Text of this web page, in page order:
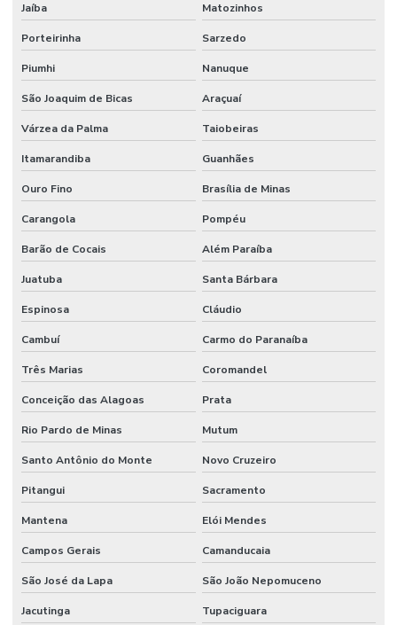
Jaíba Matozinhos
Porteirinha Sarzedo
Piumhi Nanuque
São Joaquim de Bicas Araçuaí
Várzea da Palma Taiobeiras
Itamarandiba Guanhães
Ouro Fino Brasília de Minas
Carangola Pompéu
Barão de Cocais Além Paraíba
Juatuba Santa Bárbara
Espinosa Cláudio
Cambuí Carmo do Paranaíba
Três Marias Coromandel
Conceição das Alagoas Prata
Rio Pardo de Minas Mutum
Santo Antônio do Monte Novo Cruzeiro
Pitangui Sacramento
Mantena Elói Mendes
Campos Gerais Camanducaia
São José da Lapa São João Nepomuceno
Jacutinga Tupaciguara